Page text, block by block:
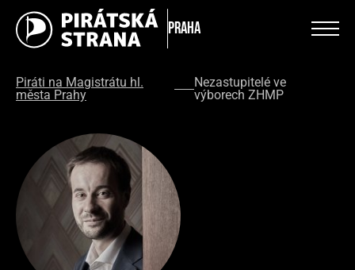
Praha
Piráti na Magistrátu hl.
města Prahy
Nezastupitelé ve
výborech ZHMP